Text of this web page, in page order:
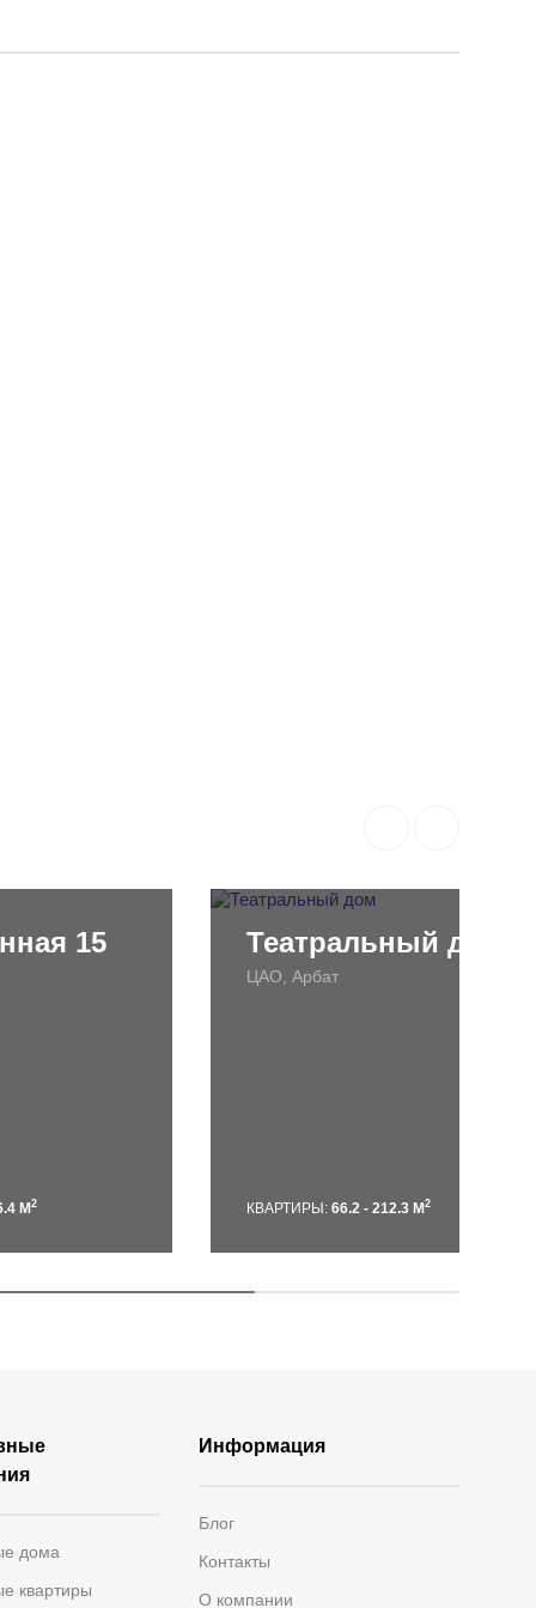
15
М 2
Театральный дом
ЦАО, Арбат
КВАРТИРЫ: 66.2 - 212.3 М 2
дома
квартиры
Информация
Блог
Контакты
О компании